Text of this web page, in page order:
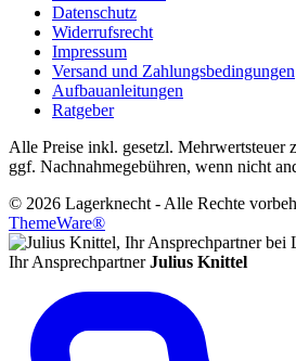
Datenschutz
Widerrufsrecht
Impressum
Versand und Zahlungsbedingungen
Aufbauanleitungen
Ratgeber
Alle Preise inkl. gesetzl. Mehrwertsteuer
ggf. Nachnahmegebühren, wenn nicht
© 2026 Lagerknecht - Alle Rechte
ThemeWare®
Ihr Ansprechpartner Julius Knittel